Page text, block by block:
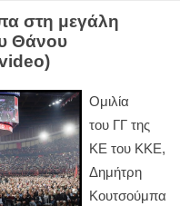
στη μεγάλη
Θάνου
Ομιλία
του ΓΓ της
ΚΕ του ΚΚΕ,
Δημήτρη
Κουτσούμπα